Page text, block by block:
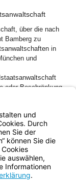
über die nach
Bamberg zu
in
und
oder Beschränkung
Zustimmung der
Rechtsmittel